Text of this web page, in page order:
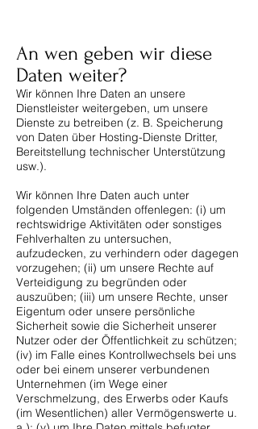
An wen geben wir diese
Daten weiter?​
Wir können Ihre Daten an unsere
Dienstleister weitergeben, um unsere
Dienste zu betreiben (z. B. Speicherung
von Daten über Hosting-Dienste Dritter,
Bereitstellung technischer Unterstützung
usw.).
Wir können Ihre Daten auch unter
folgenden Umständen offenlegen: (i) um
rechtswidrige Aktivitäten oder sonstiges
Fehlverhalten zu untersuchen,
aufzudecken, zu verhindern oder dagegen
vorzugehen; (ii) um unsere Rechte auf
Verteidigung zu begründen oder
auszuüben; (iii) um unsere Rechte, unser
Eigentum oder unsere persönliche
Sicherheit sowie die Sicherheit unserer
Nutzer oder der Öffentlichkeit zu schützen;
(iv) im Falle eines Kontrollwechsels bei uns
oder bei einem unserer verbundenen
Unternehmen (im Wege einer
Verschmelzung, des Erwerbs oder Kaufs
(im Wesentlichen) aller Vermögenswerte u.